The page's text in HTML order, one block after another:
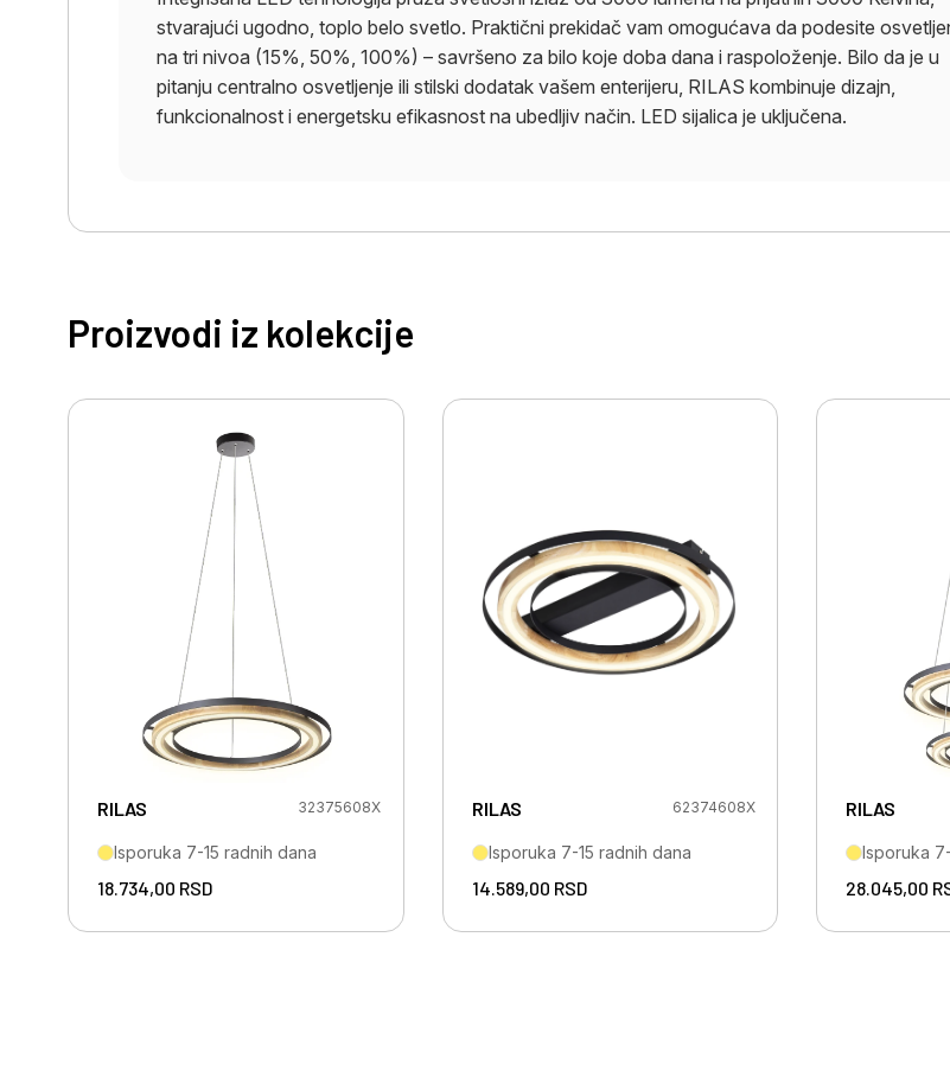
stvarajući ugodno, toplo belo svetlo. Praktični prekidač vam omogućava da podesite
na tri nivoa (15%, 50%, 100%) – savršeno za bilo koje doba dana i raspoloženje. Bilo da je u
pitanju centralno osvetljenje ili stilski dodatak vašem enterijeru, RILAS kombinuje dizajn,
funkcionalnost i energetsku efikasnost na ubedljiv način. LED sijalica je uključena.
Proizvodi iz kolekcije
RILAS 32375608X
Isporuka 7-15 radnih dana
18.734,00 RSD
RILAS 62374608X
Isporuka 7-15 radnih dana
14.589,00 RSD
RILAS
Isporuka
28.045,00